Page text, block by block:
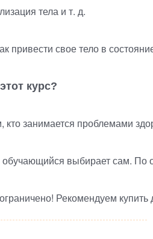
тела и т. д.
привести свое тело в
курс?
кто занимается проблемами
выбирает сам. По
Рекомендуем